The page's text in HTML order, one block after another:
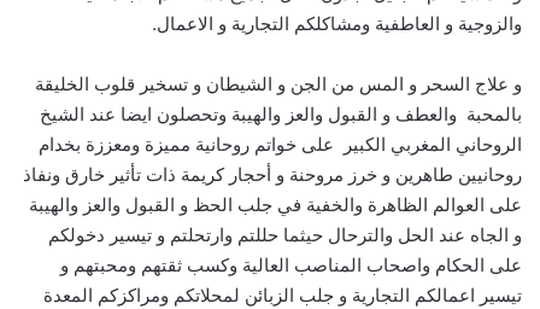
والزوجية و العاطفية ومشاكلكم التجارية و الاعمال.
و علاج السحر و المس من الجن و الشيطان و تسخير قلوب الخليقة
بالمحبة والعطف و القبول والعز والهيبة وتحصلون ايضا عند الشيخ
الروحاني المغربي الكبير على خواتم روحانية مميزة ومعززة بخدام
روحانيين طاهرين و خرز مروحنة و أحجار كريمة ذات تأثير خارق ونفاذ
على العوالم الظاهرة والخفية في جلب الحظ و القبول والعز والهيبة
و الجاه عند الحل والترحال حيثما حللتم وارتحلتم و تيسير دخولكم
على الحكام واصحاب المناصب العالية وكسب ثقتهم ومحبتهم و
تيسير اعمالكم التجارية و جلب الزبائن لمحلاتكم ومراكزكم المعدة